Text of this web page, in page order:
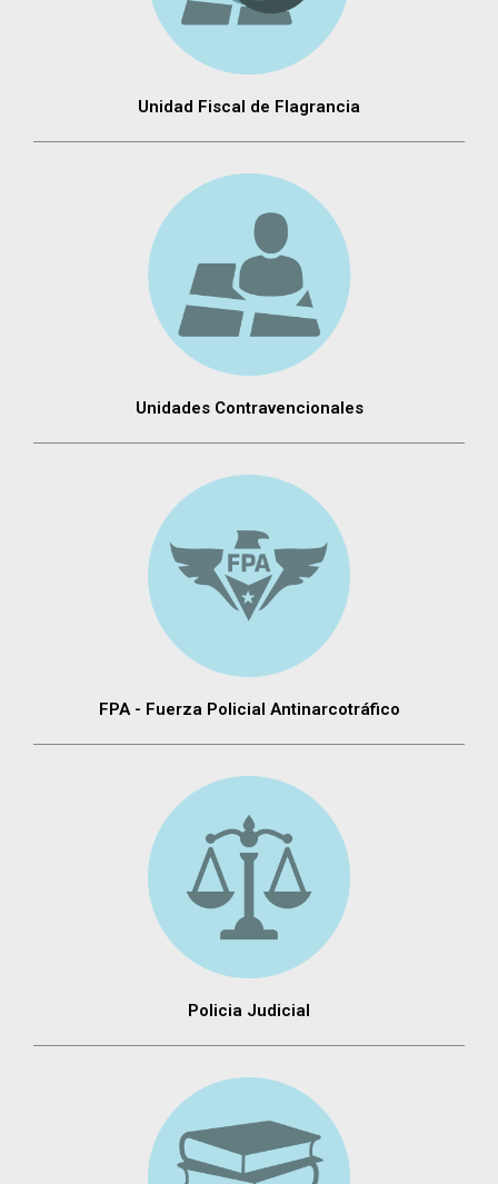
Unidad Fiscal de Flagrancia
Unidades Contravencionales
FPA - Fuerza Policial Antinarcotráfico
Policia Judicial